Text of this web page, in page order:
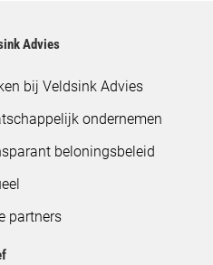
Advies
bij Veldsink Advies
ondernemen
beloningsbeleid
partners